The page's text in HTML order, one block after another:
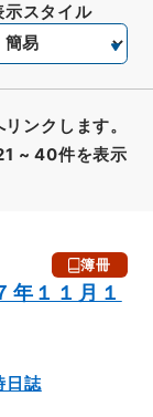
~ 40件を表示
示スタイル
ンクします。
簿冊
年１１月１
日誌